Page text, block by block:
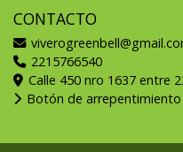
CONTACTO
2215766540
Calle 450 nro 1637 entre
Botón de arrepentimiento